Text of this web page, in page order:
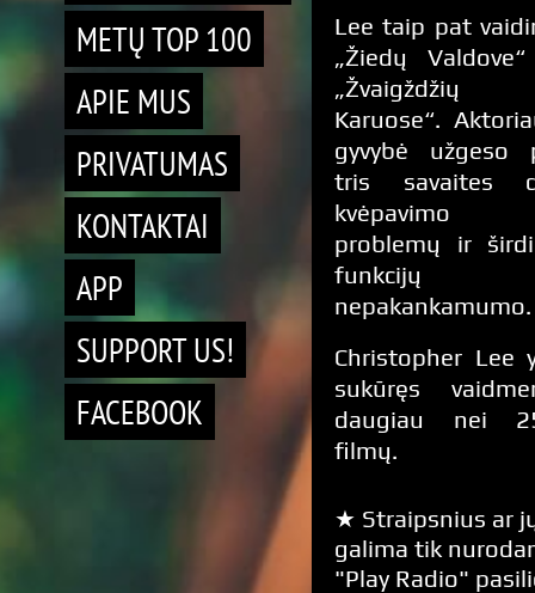
METŲ TOP 100
APIE MUS
PRIVATUMAS
KONTAKTAI
APP
SUPPORT US!
FACEBOOK
Lee taip pat
„Žiedų
„Žvaigždžių
Karuose“.
gyvybė užgeso
tris savaites
kvėpavimo
problemų ir
funkcijų
nepakankamumo.
Christopher Lee
sukūręs
daugiau nei
filmų.
★ Straipsnius ar
galima tik
"Play Radio"